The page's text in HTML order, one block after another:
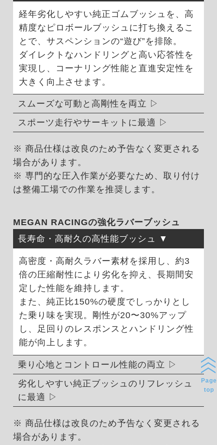
経年劣化しやすい純正ゴムブッシュを、高
精度なピロボールブッシュに打ち換えるこ
とで、サスペンションの“遊び”を排除。
ダイレクトなハンドリングと高い応答性を
実現し、コーナリング性能と直進安定性を
大きく向上させます。
スムーズな可動と高剛性を両立
スポーツ走行やサーキットに最適
※ 商品仕様は改良のため予告なく変更される
場合があります。
※ 専門的な圧入作業が必要なため、取り付け
は整備工場での作業を推奨します。
MEGAN RACINGの強化ラバーブッシュ
長寿命・高耐久の高性能ブッシュ
高密度・高耐久ラバー素材を採用し、約3
倍の圧縮耐性により劣化を抑え、長期間安
定した性能を維持します。
また、純正比150%の硬度でしっかりとし
た乗り味を実現。剛性が20〜30%アップ
し、足回りのレスポンスとハンドリング性
能が向上します。
乗り心地とコントロール性能の両立
劣化しやすい純正ブッシュのリフレッシュ
に最適
※ 商品仕様は改良のため予告なく変更される
場合があります。
Page
top